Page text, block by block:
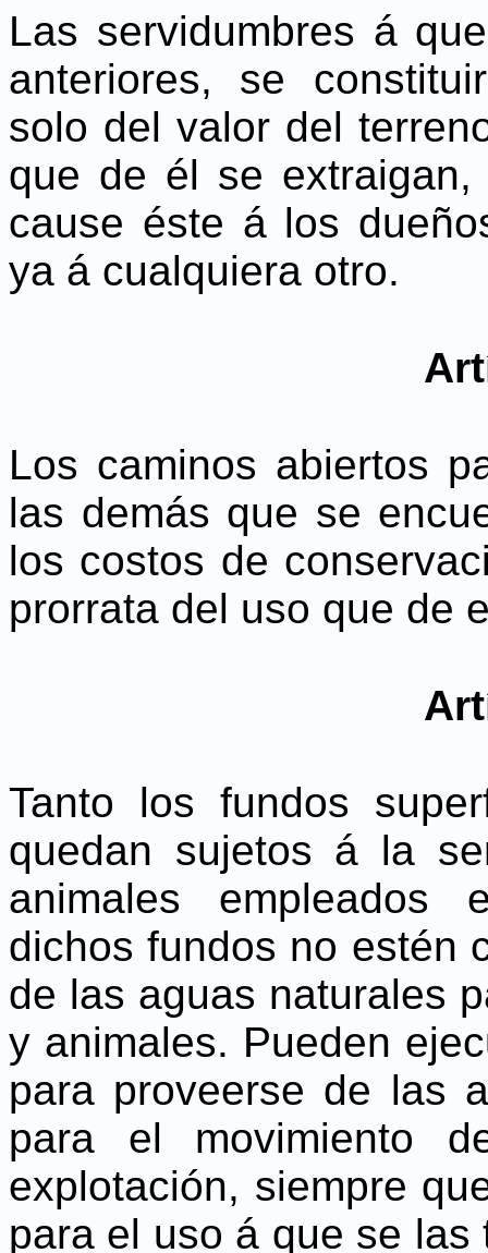
Las servidumbres á
anteriores, se
solo del valor del
que de él se
cause éste á los
ya á cualquiera otro.
Los caminos abiertos
las demás que se
los costos de
prorrata del uso que de
Tanto los fundos
quedan sujetos á la
animales empleados
dichos fundos no estén
de las aguas naturales
y animales. Pueden
para proveerse de las
para el movimiento
explotación, siempre
para el uso á que se